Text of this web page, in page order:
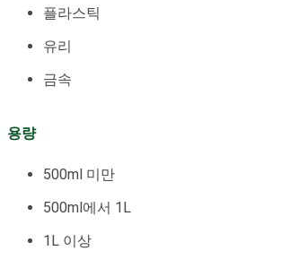
플라스틱
유리
금속
용량
500ml 미만
500ml에서 1L
1L 이상